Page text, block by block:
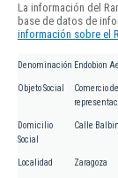
La información del
base de datos de
información sobre el
Denominación Endobion
Objeto Social
Comercio
Domicilio
Social
Calle
Localidad Zaragoza